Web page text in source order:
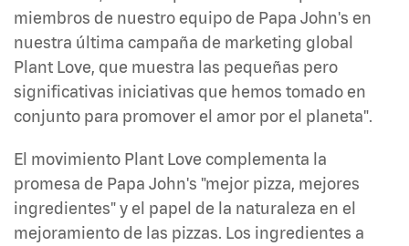
miembros de nuestro equipo de Papa John's en
nuestra última campaña de marketing global
Plant Love, que muestra las pequeñas pero
significativas iniciativas que hemos tomado en
conjunto para promover el amor por el planeta".
El movimiento Plant Love complementa la
promesa de Papa John's "mejor pizza, mejores
ingredientes" y el papel de la naturaleza en el
mejoramiento de las pizzas. Los ingredientes a